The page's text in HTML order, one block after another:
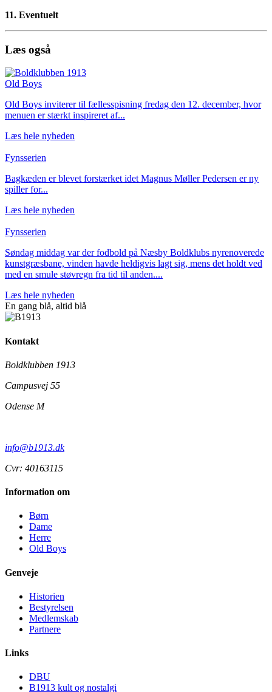
11. Eventuelt
Læs også
Old Boys
Old Boys inviterer til fællesspisning fredag den 12. december, hvor
menuen er stærkt inspireret af...
Læs hele nyheden
Fynsserien
Bagkæden er blevet forstærket idet Magnus Møller Pedersen er ny
spiller for...
Læs hele nyheden
Fynsserien
Søndag middag var der fodbold på Næsby Boldklubs nyrenoverede
kunstgræsbane, vinden havde heldigvis lagt sig, mens det holdt ved
med en smule støvregn fra tid til anden....
Læs hele nyheden
En gang blå, altid blå
Kontakt
Boldklubben 1913
Campusvej 55
Odense M
info@b1913.dk
Cvr: 40163115
Information om
Børn
Dame
Herre
Old Boys
Genveje
Historien
Bestyrelsen
Medlemskab
Partnere
Links
DBU
B1913 kult og nostalgi